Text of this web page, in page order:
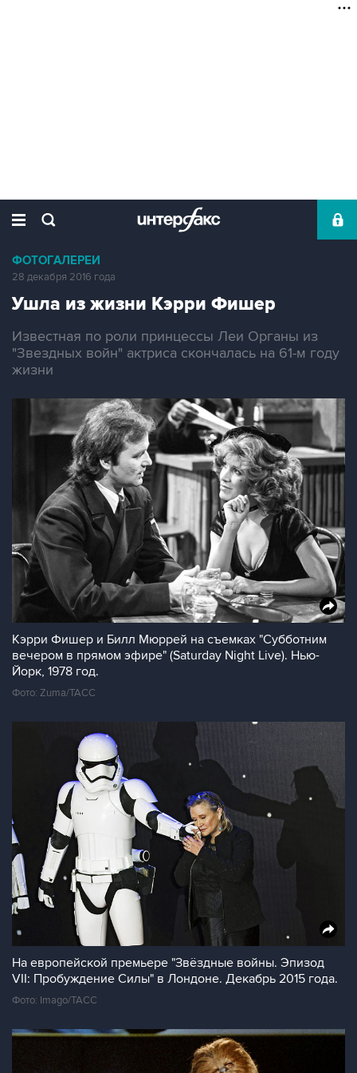
ФОТОГАЛЕРЕИ
28 декабря 2016 года
Ушла из жизни Кэрри Фишер
Известная по роли принцессы Леи Органы из
"Звездных войн" актриса скончалась на 61-м году
жизни
Кэрри Фишер и Билл Мюррей на съемках "Субботним
вечером в прямом эфире" (Saturday Night Live). Нью-
Йорк, 1978 год.
Фото: Zuma/ТАСС
На европейской премьере "Звёздные войны. Эпизод
VII: Пробуждение Силы" в Лондоне. Декабрь 2015 года.
Фото: Imago/ТАСС